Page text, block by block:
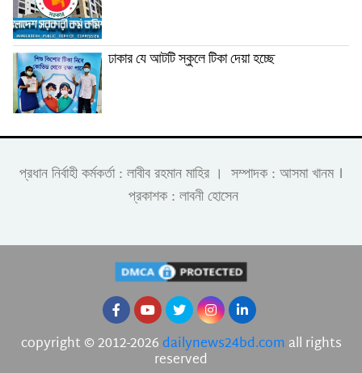
ঢাকার যে আটটি স্কুলে টিকা দেয়া হচ্ছে
প্রধান নির্বাহী কর্মকর্তা : লাবীব রহমান মাহির । সম্পাদক : আসমা খানম ।
প্রকাশক : লাবনী হোসেন
copyright © 2012-2026dailynews24bd.com all rights
reserved